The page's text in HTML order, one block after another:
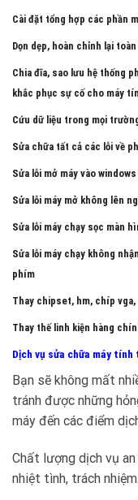
Cài đặt tổng hợp các phần
Dọn dẹp, hoàn chỉnh lại
Chia đĩa, sao lưu hệ thống
khắc phục sự cố cho máy
Cứu dữ liệu trong mọi
Sửa chữa tất cả các lỗi về
Sửa lỗi mở máy vào
Sửa lỗi máy mở không lên
Sửa lỗi máy chạy sọc màn
Sửa lỗi máy chạy không
phím
Thay chipset, hm, chíp
Thay thế linh kiện hàng
Dịch vụ sửa chữa máy
Bạn sẽ không mất
tránh được những
máy đến các điểm
Chất lượng dịch vụ
nhiệt tình, trách nhiệm.